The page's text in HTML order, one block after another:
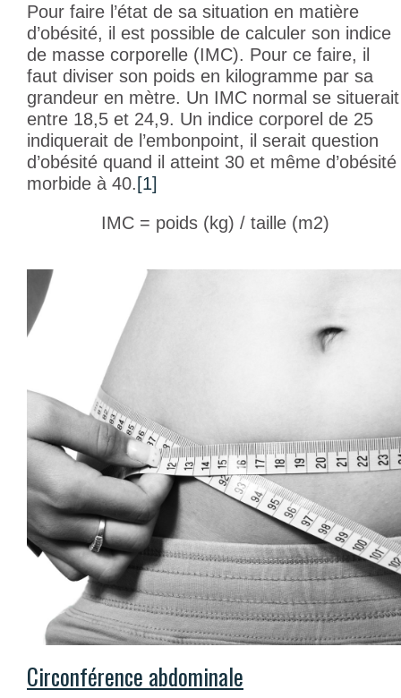
Pour faire l’état de sa situation en matière
d’obésité, il est possible de calculer son indice
de masse corporelle (IMC). Pour ce faire, il
faut diviser son poids en kilogramme par sa
grandeur en mètre. Un IMC normal se situerait
entre 18,5 et 24,9. Un indice corporel de 25
indiquerait de l’embonpoint, il serait question
d’obésité quand il atteint 30 et même d’obésité
morbide à 40.[1]
IMC = poids (kg) / taille (m2)
Circonférence abdominale